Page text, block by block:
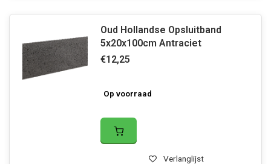
Oud Hollandse Opsluitband
5x20x100cm Antraciet
€12,25
Op voorraad
Verlanglijst